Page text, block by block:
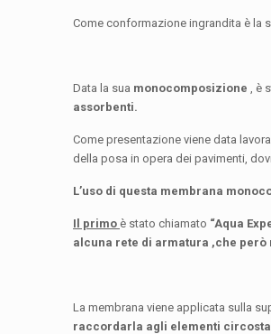
Come conformazione ingrandita è la
Data la sua monocomposizione , è
assorbenti.
Come presentazione viene data
della posa in opera dei pavimenti,
L’uso di questa membrana
Il primo è stato chiamato “Aqua
alcuna rete di armatura ,che
La membrana viene applicata sulla
raccordarla agli elementi